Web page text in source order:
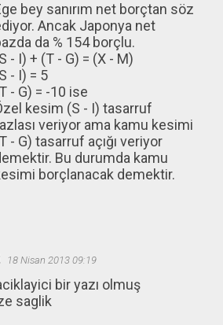
bey sanırım net borçtan söz
Ancak Japonya net
da % 154 borçlu.
- I) + (T - G) = (X - M)
- I) = 5
- G) = -10 ise
kesim (S - I) tasarruf
veriyor ama kamu kesimi
- G) tasarruf açığı veriyor
Bu durumda kamu
borçlanacak demektir.
18 Nisan 2013 09:19
bir yazı olmuş
saglik